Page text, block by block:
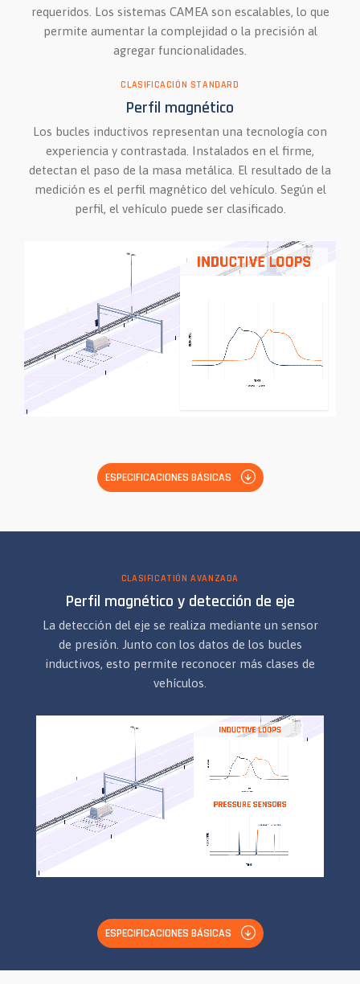
requeridos. Los sistemas CAMEA son escalables, lo que
permite aumentar la complejidad o la precisión al
agregar funcionalidades.
CLASIFICACIÓN STANDARD
Perfil magnético
Los bucles inductivos representan una tecnología con
experiencia y contrastada. Instalados en el firme,
detectan el paso de la masa metálica. El resultado de la
medición es el perfil magnético del vehículo. Según el
perfil, el vehículo puede ser clasificado.
ESPECIFICACIONES BÁSICAS
CLASIFICATIÓN AVANZADA
Perfil magnético y detección de eje
La detección del eje se realiza mediante un sensor
de presión. Junto con los datos de los bucles
inductivos, esto permite reconocer más clases de
vehículos.
ESPECIFICACIONES BÁSICAS